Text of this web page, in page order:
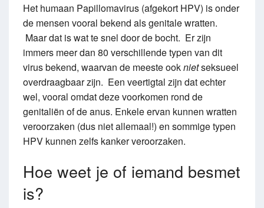
Het humaan Papillomavirus (afgekort HPV) is onder
de mensen vooral bekend als genitale wratten.
Maar dat is wat te snel door de bocht. Er zijn
immers meer dan 80 verschillende typen van dit
virus bekend, waarvan de meeste ooknietseksueel
overdraagbaar zijn. Een veertigtal zijn dat echter
wel, vooral omdat deze voorkomen rond de
genitaliën of de anus. Enkele ervan kunnen wratten
veroorzaken (dus niet allemaal!) en sommige typen
HPV kunnen zelfs kanker veroorzaken.
Hoe weet je of iemand besmet
is?